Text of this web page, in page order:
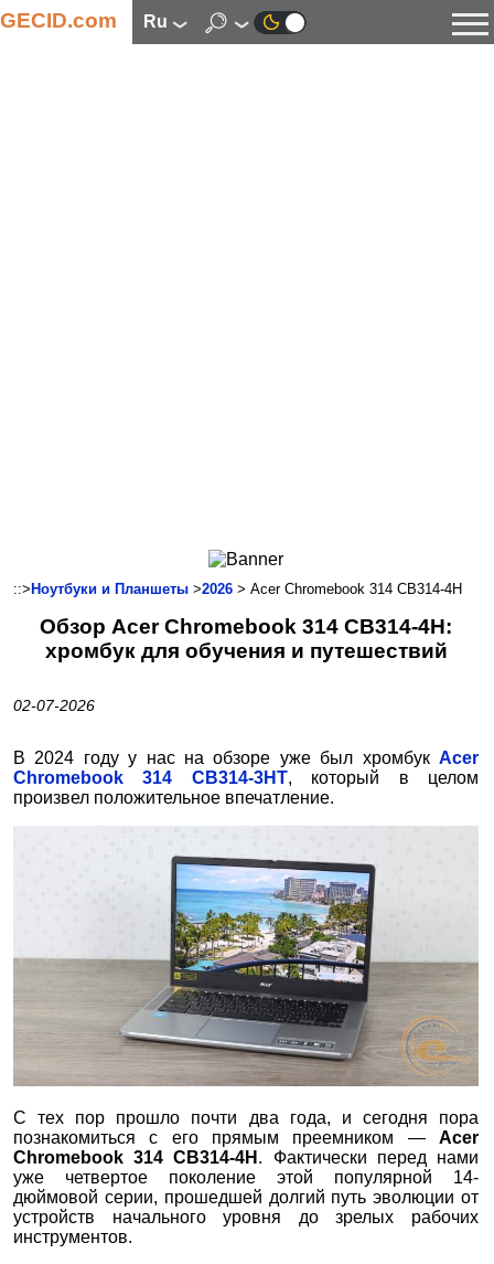
GECID.com ru
Смартфоны
Коммуникации
Автоэлектроника
::> Ноутбуки и Планшеты >2026 > Acer Chromebook 314 CB314-4H
Обзор Acer Chromebook 314 CB314-4H:
хромбук для обучения и путешествий
02-07-2026
В 2024 году у нас на обзоре уже был хромбукAcer
Chromebook 314 CB314-3HT, который в целом
произвел положительное впечатление.
С тех пор прошло почти два года, и сегодня пора
познакомиться с его прямым преемником —Acer
Chromebook 314 CB314-4H . Фактически перед нами
уже четвертое поколение этой популярной 14-
дюймовой серии, прошедшей долгий путь эволюции от
устройств начального уровня до зрелых рабочих
инструментов.